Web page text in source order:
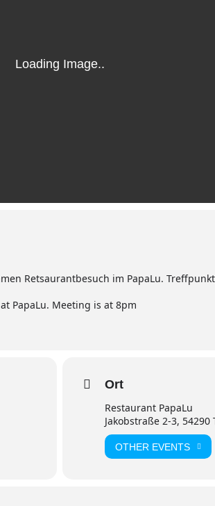
Retsaurantbesuch im PapaLu.
PapaLu. Meeting is at 8pm
Ort
Restaurant PapaLu
Jakobstraße 2-3, 54290
OTHER EVENTS